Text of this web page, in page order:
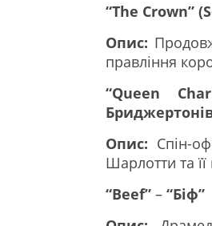
“The Crown”
Опис:
правління
“Queen
Опис: Спін-
Шарлотти та
“Beef” – “Біф”